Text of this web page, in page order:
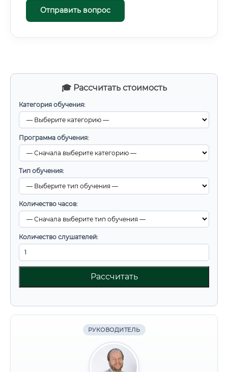
🎓 Рассчитать стоимость
Категория обучения:
Программа обучения:
Тип обучения:
Количество часов:
Количество слушателей:
Рассчитать
РУКОВОДИТЕЛЬ
Отправить вопрос